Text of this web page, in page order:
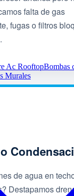
Ac RooftopBombas
Murales
falta de gas
fugas o filtros
de agua en
Destapamos